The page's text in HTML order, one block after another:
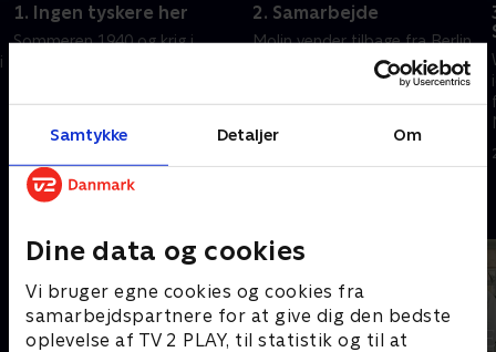
Samtykke Detaljer Om
Dine data og cookies
Vi bruger egne cookies og cookies fra
samarbejdspartnere for at give dig den bedste
oplevelse af TV 2 PLAY, til statistik og til at
1. Ingen tyskere her
Sommeren 1940 og krig i
til gæsterne. For selvom har
holdes ferie.
27. januar 2020 • 48 min
2. Samarbejde
Molin vender tilbage fra Berlin
med et meget fristende tilbud
til Madsen om et nyt
samarbejde med tyskerne.
Danmark er besat?
27. januar 2020 • 46 min
Andre så også